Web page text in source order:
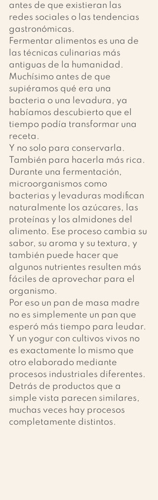
antes de que existieran las
redes sociales o las tendencias
gastronómicas.
Fermentar alimentos es una de
las técnicas culinarias más
antiguas de la humanidad.
Muchísimo antes de que
supiéramos qué era una
bacteria o una levadura, ya
habíamos descubierto que el
tiempo podía transformar una
receta.
Y no solo para conservarla.
También para hacerla más rica.
Durante una fermentación,
microorganismos como
bacterias y levaduras modifican
naturalmente los azúcares, las
proteínas y los almidones del
alimento. Ese proceso cambia su
sabor, su aroma y su textura, y
también puede hacer que
algunos nutrientes resulten más
fáciles de aprovechar para el
organismo.
Por eso un pan de masa madre
no es simplemente un pan que
esperó más tiempo para leudar.
Y un yogur con cultivos vivos no
es exactamente lo mismo que
otro elaborado mediante
procesos industriales diferentes.
Detrás de productos que a
simple vista parecen similares,
muchas veces hay procesos
completamente distintos.